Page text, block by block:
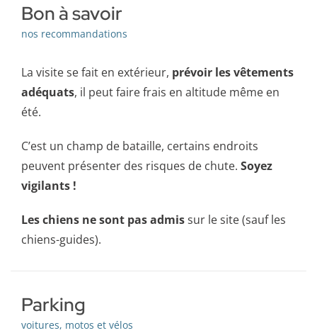
Bon à savoir
nos recommandations
La visite se fait en extérieur, prévoir les vêtements
adéquats, il peut faire frais en altitude même en
été.
C’est un champ de bataille, certains endroits
peuvent présenter des risques de chute. Soyez
vigilants !
Les chiens ne sont pas admissur le site (sauf les
chiens-guides).
Parking
voitures, motos et vélos